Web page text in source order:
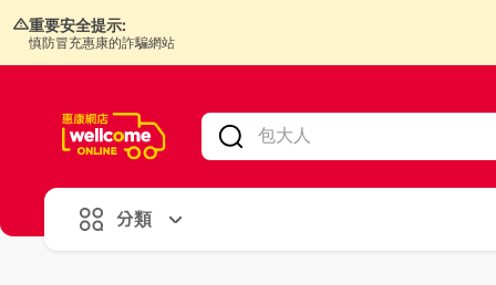
重要安全提示:
慎防冒充惠康的詐騙網站
分類